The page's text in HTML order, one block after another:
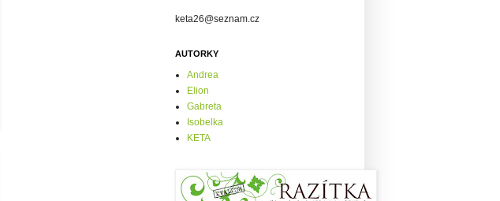
keta26@seznam.cz
AUTORKY
Andrea
Elion
Gabreta
Isobelka
KETA